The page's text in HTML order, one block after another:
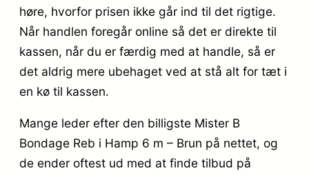
høre, hvorfor prisen ikke går ind til det rigtige.
Når handlen foregår online så det er direkte til
kassen, når du er færdig med at handle, så er
det aldrig mere ubehaget ved at stå alt for tæt i
en kø til kassen.
Mange leder efter den billigste Mister B
Bondage Reb i Hamp 6 m – Brun på nettet, og
de ender oftest ud med at finde tilbud på